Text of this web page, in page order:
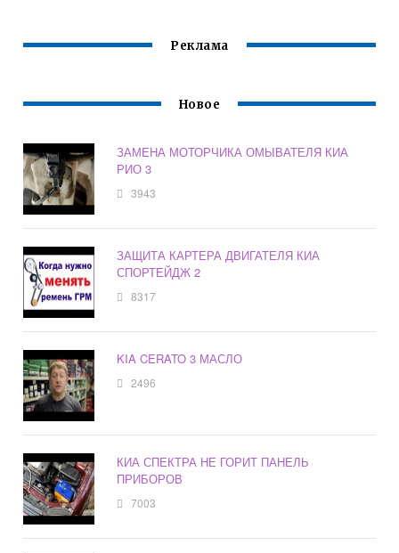
Реклама
Новое
ЗАМЕНА МОТОРЧИКА ОМЫВАТЕЛЯ КИА
РИО 3
3943
ЗАЩИТА КАРТЕРА ДВИГАТЕЛЯ КИА
СПОРТЕЙДЖ 2
8317
KIA CERATO 3 МАСЛО
2496
КИА СПЕКТРА НЕ ГОРИТ ПАНЕЛЬ
ПРИБОРОВ
7003